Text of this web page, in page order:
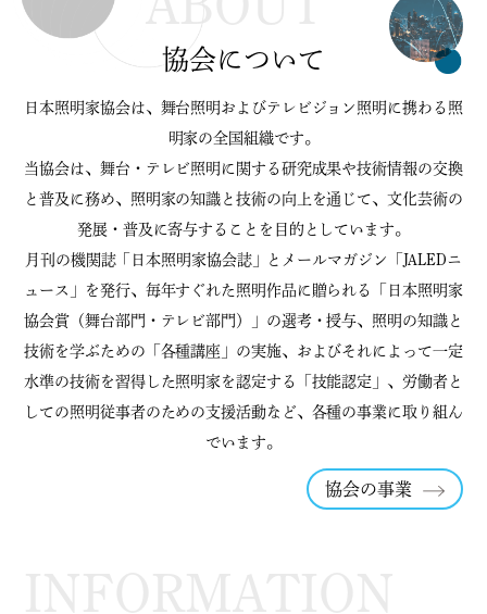
協会について
日本照明家協会は、舞台照明およびテレビジョン照明に携わる照
明家の全国組織です。
当協会は、舞台・テレビ照明に関する研究成果や技術情報の交換
と普及に務め、 照明家の知識と技術の向上を通じて、文化芸術の
発展・普及に寄与することを目的としています。
月刊の機関誌「日本照明家協会誌」とメールマガジン「JALEDニ
ュース」を発行、毎年すぐれた照明作品に贈られる「日本照明家
協会賞（舞台部門・テレビ部門）」の選考・授与、照明の知識と
技術を学ぶための「各種講座」の実施、 およびそれによって一定
水準の技術を習得した照明家を認定する「技能認定」、労働者と
しての照明従事者のための支援活動など、各種の事業に取り組ん
でいます。
協会の事業